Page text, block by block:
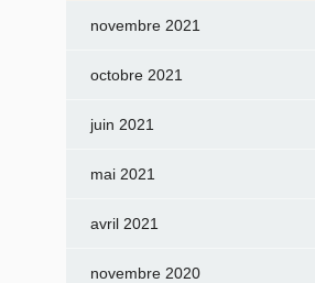
novembre 2021
octobre 2021
juin 2021
mai 2021
avril 2021
novembre 2020